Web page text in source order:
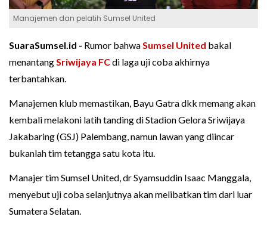
Manajemen dan pelatih Sumsel United
SuaraSumsel.id - Rumor bahwaSumsel United bakal
menantangSriwijaya FCdi laga uji coba akhirnya
terbantahkan.
Manajemen klub memastikan, Bayu Gatra dkk memang akan
kembali melakoni latih tanding di Stadion Gelora Sriwijaya
Jakabaring (GSJ) Palembang, namun lawan yang diincar
bukanlah tim tetangga satu kota itu.
Manajer tim Sumsel United, dr Syamsuddin Isaac Manggala,
menyebut uji coba selanjutnya akan melibatkan tim dari luar
Sumatera Selatan.